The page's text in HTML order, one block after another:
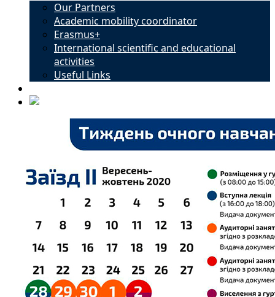
Our Partners
Academic mobility coordinator
Erasmus+
International scientific and educational
activities
Useful Links